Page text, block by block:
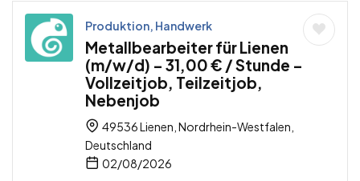
Produktion, Handwerk
Metallbearbeiter für Lienen
(m/w/d) – 31,00 € / Stunde –
Vollzeitjob, Teilzeitjob,
Nebenjob
49536 Lienen, Nordrhein-Westfalen,
Deutschland
02/08/2026